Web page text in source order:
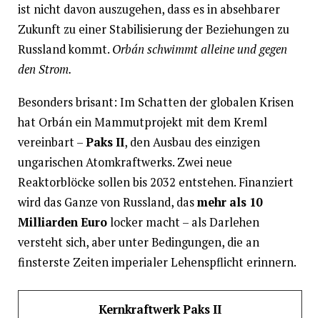
ist nicht davon auszugehen, dass es in absehbarer
Zukunft zu einer Stabilisierung der Beziehungen zu
Russland kommt. Orbán schwimmt alleine und gegen
den Strom.
Besonders brisant: Im Schatten der globalen Krisen
hat Orbán ein Mammutprojekt mit dem Kreml
vereinbart –Paks II, den Ausbau des einzigen
ungarischen Atomkraftwerks. Zwei neue
Reaktorblöcke sollen bis 2032 entstehen. Finanziert
wird das Ganze von Russland, dasmehr als 10
Milliarden Eurolocker macht – als Darlehen
versteht sich, aber unter Bedingungen, die an
finsterste Zeiten imperialer Lehenspflicht erinnern.
Kernkraftwerk Paks II